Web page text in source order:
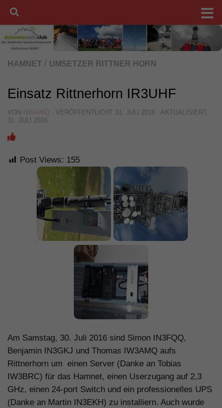
Unter dem Inhalt
HAMNET / UMSETZER RITTNER HORN
Einsatz Rittnerhorn IR3UHF
VON IW3AMQ · VERÖFFENTLICHT 31. JULI 2016 · AKTUALISIERT
31. JULI 2016
Post Views: 155
Am Samstag, 30. Juli 2016 sind Simon IN3FQQ,
Benjamin IN3GKJ und Thomas IW3AMQ aufs
Rittnerhorn um einen Server (Danke an Tobias
IW3BRC) für das Hamnet, einen Userzugang auf 2,3
GHz, einen 24-port Switch und ein professionelles UPS
(Danke an Martin IN3EKH) zu installiern. Auch wurde